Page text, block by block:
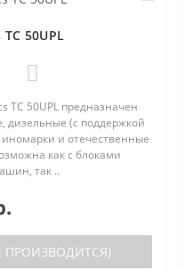
50UPL
TC 50UPL предназначен
дизельные (с поддержкой
иномарки и отечественные
как с блоками
так ..
ПРОИЗВОДИТСЯ)